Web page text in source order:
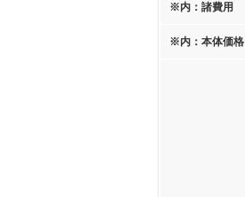
※内：諸費用
※内：本体価格